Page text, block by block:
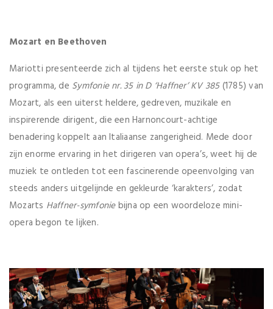
Mozart en Beethoven
Mariotti presenteerde zich al tijdens het eerste stuk op het
programma, de Symfonie nr. 35 in D ‘Haffner’ KV 385(1785) van
Mozart, als een uiterst heldere, gedreven, muzikale en
inspirerende dirigent, die een Harnoncourt-achtige
benadering koppelt aan Italiaanse zangerigheid. Mede door
zijn enorme ervaring in het dirigeren van opera’s, weet hij de
muziek te ontleden tot een fascinerende opeenvolging van
steeds anders uitgelijnde en gekleurde ‘karakters’, zodat
Mozarts Haffner-symfoniebijna op een woordeloze mini-
opera begon te lijken.